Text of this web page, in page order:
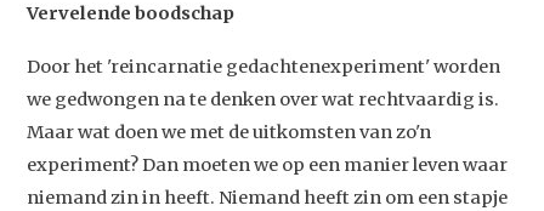
Video
Podcast
Artikelen
Contact
Vervelende boodschap
Door het 'reincarnatie gedachtenexperiment' worden
we gedwongen na te denken over wat rechtvaardig is.
Maar wat doen we met de uitkomsten van zo'n
experiment? Dan moeten we op een manier leven waar
niemand zin in heeft. Niemand heeft zin om een stapje